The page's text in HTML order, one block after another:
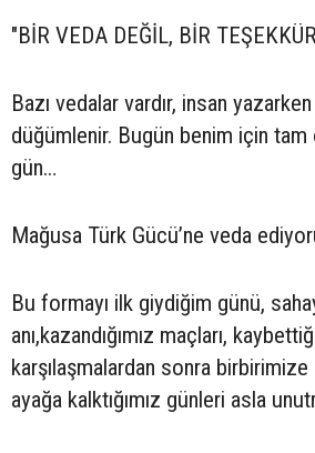
"BİR VEDA DEĞİL, BİR
Bazı vedalar vardır, insan
düğümlenir. Bugün benim için
gün…
Mağusa Türk Gücü’ne veda
Bu formayı ilk giydiğim günü,
anı,kazandığımız maçları,
karşılaşmalardan sonra birbirimize
ayağa kalktığımız günleri asla